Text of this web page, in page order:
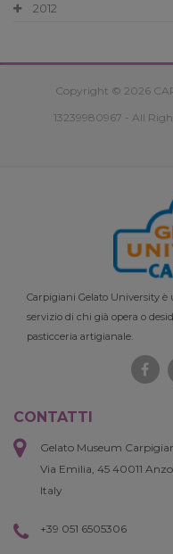
2012
Copyright © 2026
13239980967 - All
Carpigiani Gelato University
servizio di chi già opera o
pasticceria artigianale.
CONTATTI
Gelato Museum
Via Emilia, 45 40011
Italy
+39 051 6505306